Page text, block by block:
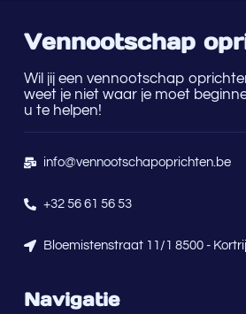
Vennootschap
Wil jij een vennootschap
weet je niet waar je moet
u te helpen!
info@vennootschapoprichten.be
+32 56 61 56 53
Bloemistenstraat 11/1 8500 -
Navigatie